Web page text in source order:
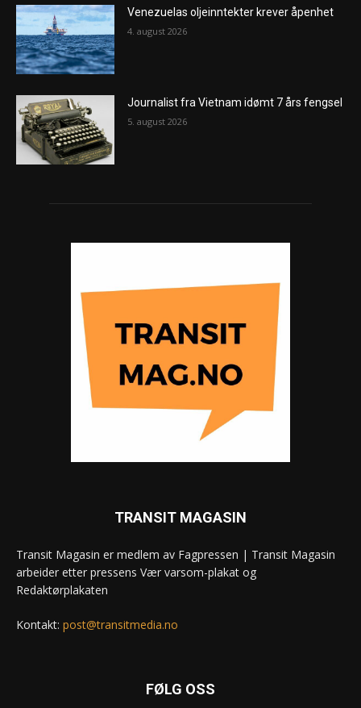
Venezuelas oljeinntekter krever åpenhet
4. august 2026
Journalist fra Vietnam idømt 7 års fengsel
5. august 2026
TRANSIT MAGASIN
Transit Magasin er medlem av Fagpressen | Transit Magasin
arbeider etter pressens Vær varsom-plakat og
Redaktørplakaten
Kontakt: post@transitmedia.no
FØLG OSS